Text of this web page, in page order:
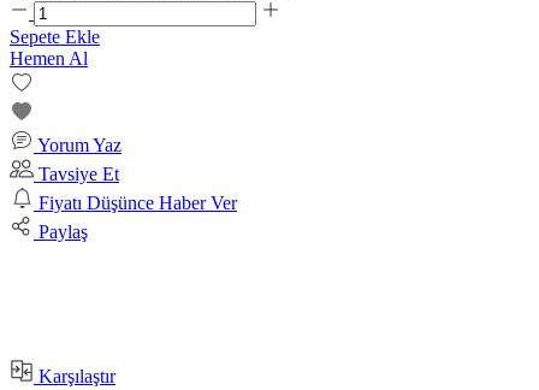
Sepete Ekle
Hemen Al
Yorum Yaz
Tavsiye Et
Fiyatı Düşünce Haber Ver
Paylaş
Karşılaştır